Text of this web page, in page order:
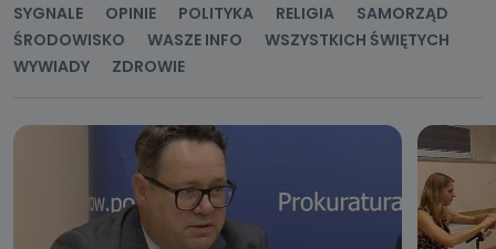
SYGNALE
OPINIE POLITYKA RELIGIA
SAMORZĄD
ŚRODOWISKO
WASZE INFO
WSZYSTKICH ŚWIĘTYCH
WYWIADY
ZDROWIE